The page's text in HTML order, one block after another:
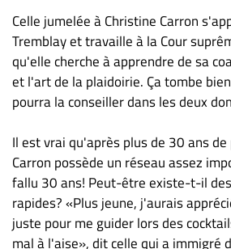
Celle jumelée à Christine Carron
Tremblay et travaille à la Cour
qu'elle cherche à apprendre de sa
et l'art de la plaidoirie. Ça tombe
pourra la conseiller dans les deux
Il est vrai qu'après plus de 30 ans
Carron possède un réseau assez
fallu 30 ans! Peut-être existe-t-il
rapides? «Plus jeune, j'aurais
juste pour me guider lors des
mal à l'aise», dit celle qui a immigré